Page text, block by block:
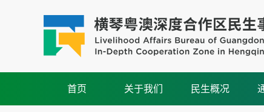
首页 关于我们 民生概况